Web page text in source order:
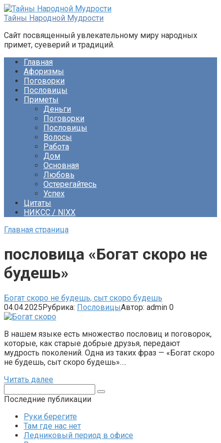
Перейти
к
Тайны Народной Мудрости
Сайт посвященный увлекательному миру народных
примет, суеверий и традиций.
Главная
Афоризмы
Поговорки
Пословицы
Приметы
Деньги
Поговорки
Пословицы
Волосы
Работа
Дом
Основная
Любовь
Остерегайтесь
Успех
Цитаты
НИКСС / NIXX
Главная страница
пословица «Богат скоро не
будешь»
Богат скоро не будешь, сыт скоро будешь
04.04.2025Рубрика: ПословицыАвтор: admin 0
В нашем языке есть множество пословиц и поговорок,
которые, как старые добрые друзья, передают
мудрость поколений. Одна из таких фраз — «Богат скоро
не будешь, сыт скоро будешь»….
Читать далее
Последние публикации
Руки берегите
Там где нас нет
Ледниковый период в офисе